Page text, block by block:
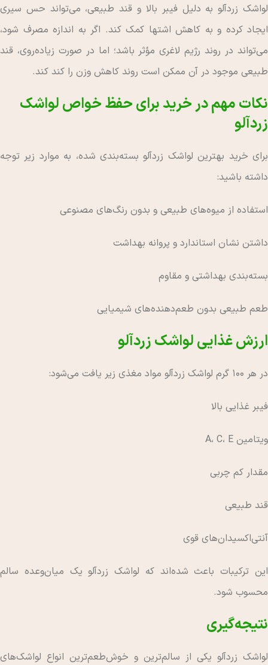
لواشک زردآلو به دلیل فیبر بالا و قند طبیعی، می‌تواند حس سیری
ایجاد کرده و به کاهش اشتها کمک کند. اگر به اندازه مصرف شود،
می‌تواند در روند رژیم لاغری مؤثر باشد؛ اما در صورت زیاده‌روی، قند
طبیعی موجود در آن ممکن است روند کاهش وزن را کند کند.
نکات مهم در خرید برای حفظ خواص لواشک
زردآلو
برای خرید بهترین لواشک زردآلو بسته‌بندی شده، به موارد زیر توجه
داشته باشید:
استفاده از میوه‌های طبیعی و بدون رنگ‌های مصنوعی
داشتن نشان استاندارد و پروانه بهداشت
بسته‌بندی بهداشتی و مقاوم
طعم طبیعی بدون طعم‌دهنده‌های شیمیایی
ارزش غذایی لواشک زردآلو
در هر ۱۰۰ گرم لواشک زردآلو مواد مغذی زیر یافت می‌شود:
فیبر غذایی بالا
ویتامین A، C، E
مقدار کم چربی
قند طبیعی
آنتی‌اکسیدان‌های قوی
این ترکیبات باعث شده‌اند که لواشک زردآلو یک میان‌وعده سالم
محسوب شود.
نتیجه‌گیری
لواشک زردآلو یکی از سالم‌ترین و خوش‌طعم‌ترین انواع لواشک‌های